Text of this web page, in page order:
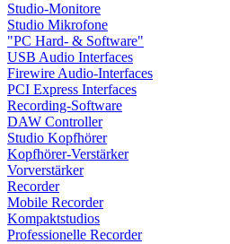
Studio-Monitore
Studio Mikrofone
"PC Hard- & Software"
USB Audio Interfaces
Firewire Audio-Interfaces
PCI Express Interfaces
Recording-Software
DAW Controller
Studio Kopfhörer
Kopfhörer-Verstärker
Vorverstärker
Recorder
Mobile Recorder
Kompaktstudios
Professionelle Recorder